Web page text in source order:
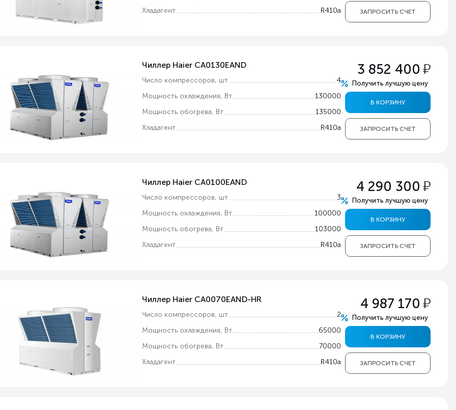
Хладагент
R410a ЗАПРОСИТЬ СЧЕТ
Чиллер Haier CA0130EAND
Число компрессоров, шт
4
Мощность охлаждения, Вт.
130000
Мощность обогрева, Вт
135000
Хладагент
R410a
3 852 400 у
Получить лучшую цену
ЗАПРОСИТЬ СЧЕТ
В КОРЗИНУ
Чиллер Haier CA0100EAND
Число компрессоров, шт
3
Мощность охлаждения, Вт.
100000
Мощность обогрева, Вт
103000
Хладагент
R410a
4 290 300 у
Получить лучшую цену
ЗАПРОСИТЬ СЧЕТ
В КОРЗИНУ
Чиллер Haier CA0070EAND-HR
Число компрессоров, шт
2
Мощность охлаждения, Вт.
65000
Мощность обогрева, Вт
70000
Хладагент
R410a
4 987 170 у
Получить лучшую цену
ЗАПРОСИТЬ СЧЕТ
В КОРЗИНУ